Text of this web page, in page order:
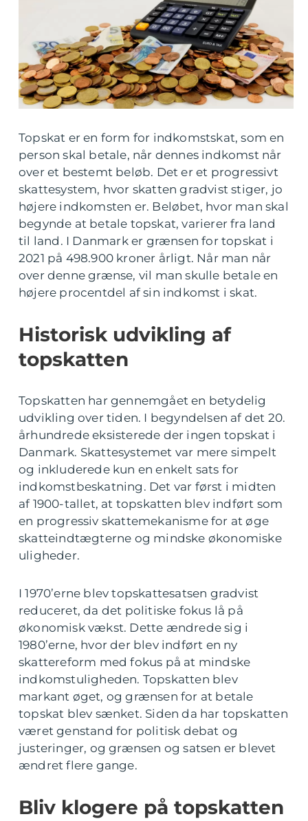
Topskat er en form for indkomstskat, som en
person skal betale, når dennes indkomst når
over et bestemt beløb. Det er et progressivt
skattesystem, hvor skatten gradvist stiger, jo
højere indkomsten er. Beløbet, hvor man skal
begynde at betale topskat, varierer fra land
til land. I Danmark er grænsen for topskat i
2021 på 498.900 kroner årligt. Når man når
over denne grænse, vil man skulle betale en
højere procentdel af sin indkomst i skat.
Historisk udvikling af
topskatten
Topskatten har gennemgået en betydelig
udvikling over tiden. I begyndelsen af det 20.
århundrede eksisterede der ingen topskat i
Danmark. Skattesystemet var mere simpelt
og inkluderede kun en enkelt sats for
indkomstbeskatning. Det var først i midten
af 1900-tallet, at topskatten blev indført som
en progressiv skattemekanisme for at øge
skatteindtægterne og mindske økonomiske
uligheder.
I 1970’erne blev topskattesatsen gradvist
reduceret, da det politiske fokus lå på
økonomisk vækst. Dette ændrede sig i
1980’erne, hvor der blev indført en ny
skattereform med fokus på at mindske
indkomstuligheden. Topskatten blev
markant øget, og grænsen for at betale
topskat blev sænket. Siden da har topskatten
været genstand for politisk debat og
justeringer, og grænsen og satsen er blevet
ændret flere gange.
Bliv klogere på topskatten